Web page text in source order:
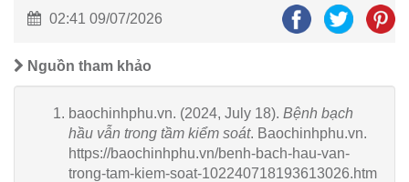
02:41 09/07/2026
Nguồn tham khảo
baochinhphu.vn. (2024, July 18). Bệnh bạch
hầu vẫn trong tầm kiểm soát. Baochinhphu.vn.
https://baochinhphu.vn/benh-bach-hau-van-
trong-tam-kiem-soat-102240718193613026.htm